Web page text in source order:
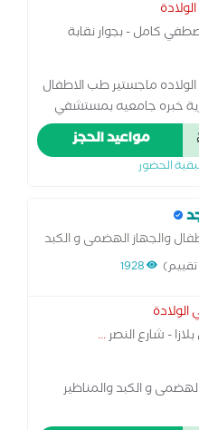
كامل - بجوار نقابة
ماجستير طب الاطفال
خبره جامعيه بمستشفي
حالات الصفرا التكسيريه و
ونموهم بشكل
حلها منابعة علامات تطور
مواعيد الحجز
الحضور
والجهاز الهضمى و الكبد
الاطفال1928
- شارع النصر...
و الكبد والمناظير